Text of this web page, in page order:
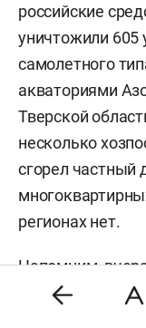
российские
уничтожили 605
самолетного
акваториями
Тверской
несколько
сгорел частный
регионах нет.
Напомним,
Зеленодольский